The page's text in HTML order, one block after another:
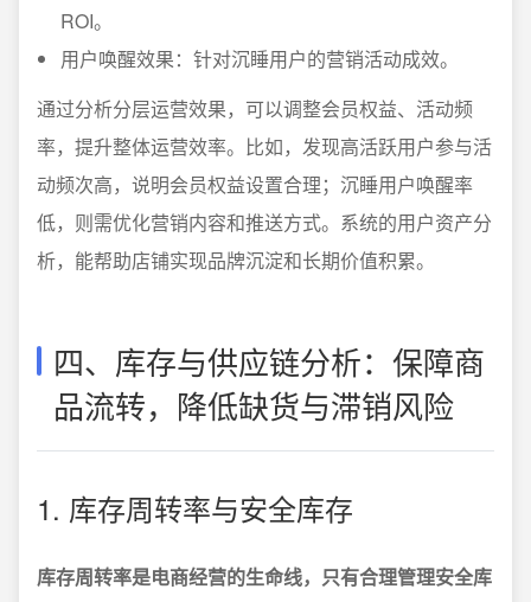
ROI。
用户唤醒效果：针对沉睡用户的营销活动成效。
通过分析分层运营效果，可以调整会员权益、活动频
率，提升整体运营效率。比如，发现高活跃用户参与活
动频次高，说明会员权益设置合理；沉睡用户唤醒率
低，则需优化营销内容和推送方式。系统的用户资产分
析，能帮助店铺实现品牌沉淀和长期价值积累。
四、库存与供应链分析：保障商
品流转，降低缺货与滞销风险
1. 库存周转率与安全库存
库存周转率是电商经营的生命线，只有合理管理安全库